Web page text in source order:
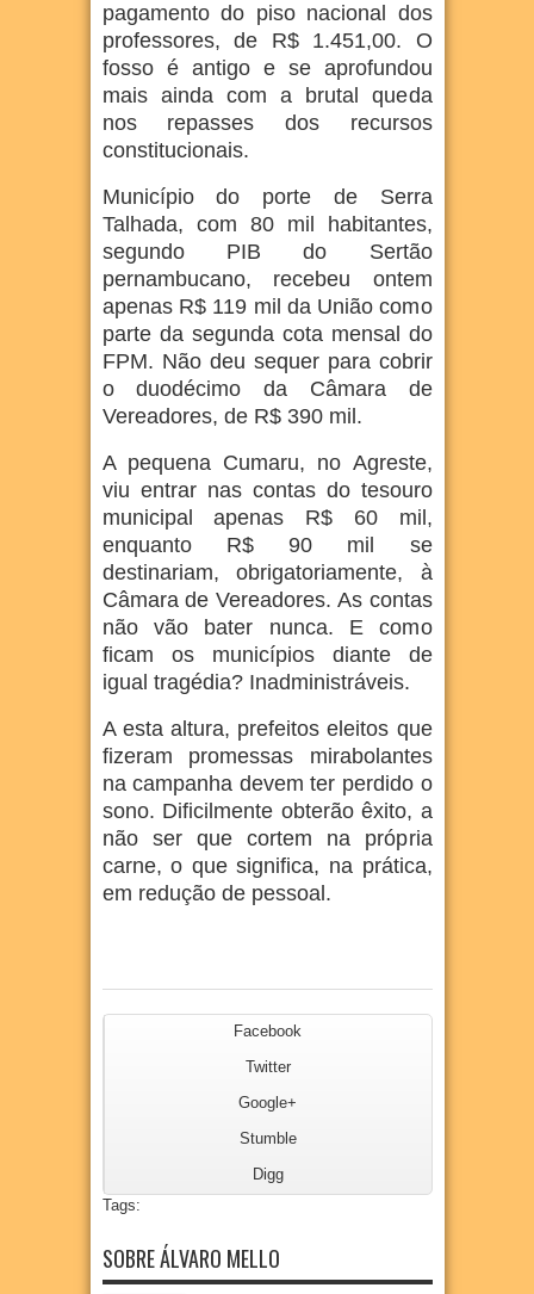
pagamento do piso nacional dos
professores, de R$ 1.451,00. O
fosso é antigo e se aprofundou
mais ainda com a brutal queda
nos repasses dos recursos
constitucionais.
Município do porte de Serra
Talhada, com 80 mil habitantes,
segundo PIB do Sertão
pernambucano, recebeu ontem
apenas R$ 119 mil da União como
parte da segunda cota mensal do
FPM. Não deu sequer para cobrir
o duodécimo da Câmara de
Vereadores, de R$ 390 mil.
A pequena Cumaru, no Agreste,
viu entrar nas contas do tesouro
municipal apenas R$ 60 mil,
enquanto R$ 90 mil se
destinariam, obrigatoriamente, à
Câmara de Vereadores. As contas
não vão bater nunca. E como
ficam os municípios diante de
igual tragédia? Inadministráveis.
A esta altura, prefeitos eleitos que
fizeram promessas mirabolantes
na campanha devem ter perdido o
sono. Dificilmente obterão êxito, a
não ser que cortem na própria
carne, o que significa, na prática,
em redução de pessoal.
Facebook
Twitter
Google+
Stumble
Digg
Tags:
SOBRE ÁLVARO MELLO